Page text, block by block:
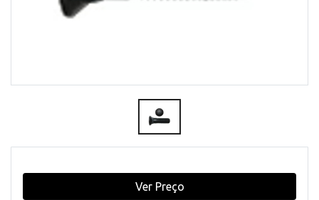
Ver Preço